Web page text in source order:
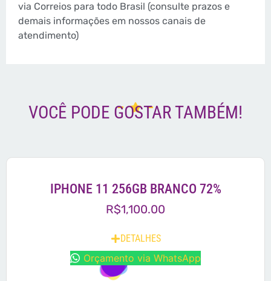
via Correios para todo Brasil (consulte prazos e
demais informações em nossos canais de
atendimento)
VOCÊ PODE GOSTAR TAMBÉM!
IPHONE 11 256GB BRANCO 72%
R$1,100.00
DETALHES
Orçamento via WhatsApp